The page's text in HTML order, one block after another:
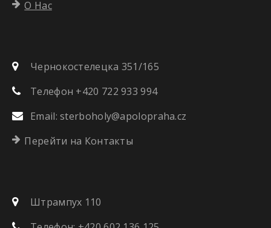
О Нас
Чернокостелецка 351/165
Телефон +420 722 933 994
Email:sterboholy@apolopraha.cz
Перейти на Контакты
Штрампух 110